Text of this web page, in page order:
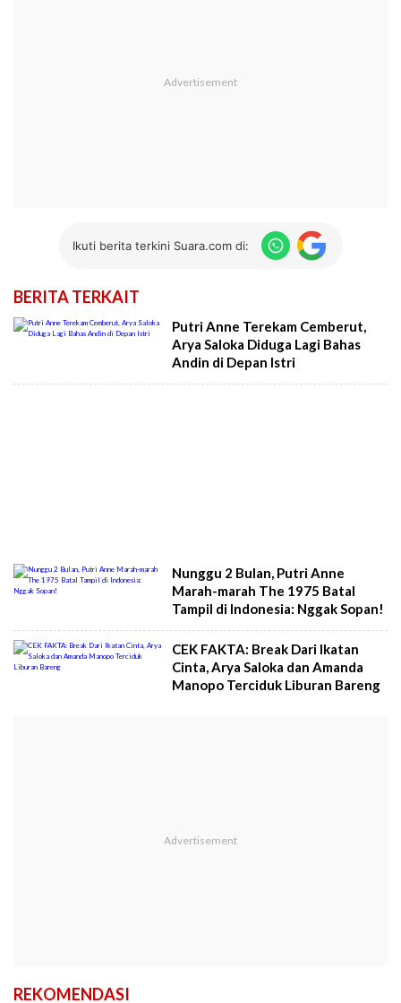
Ikuti berita terkini Suara.com di:
BERITA TERKAIT
Putri Anne Terekam Cemberut,
Arya Saloka Diduga Lagi Bahas
Andin di Depan Istri
Nunggu 2 Bulan, Putri Anne
Marah-marah The 1975 Batal
Tampil di Indonesia: Nggak Sopan!
CEK FAKTA: Break Dari Ikatan
Cinta, Arya Saloka dan Amanda
Manopo Terciduk Liburan Bareng
REKOMENDASI